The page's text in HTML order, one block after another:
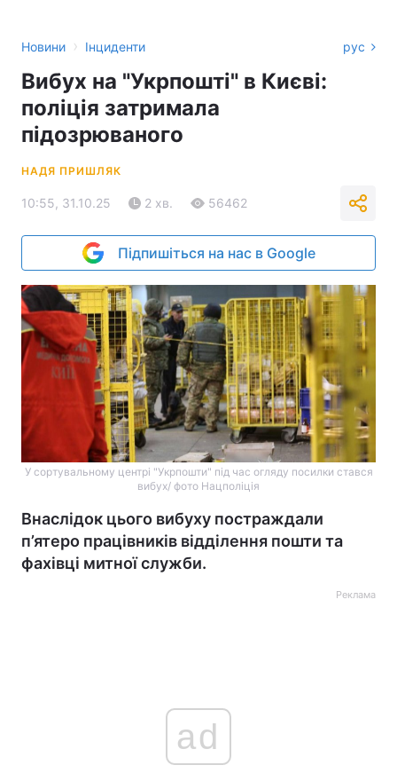
Новини › Інциденти рус
Вибух на "Укрпошті" в Києві:
поліція затримала
підозрюваного
НАДЯ ПРИШЛЯК
10:55, 31.10.25 2 хв. 56462
Підпишіться на нас в Google
У сортувальному центрі "Укрпошти" під час огляду посилки стався
вибух/ фото Нацполіція
Внаслідок цього вибуху постраждали
п’ятеро працівників відділення пошти та
фахівці митної служби.
Реклама
ad